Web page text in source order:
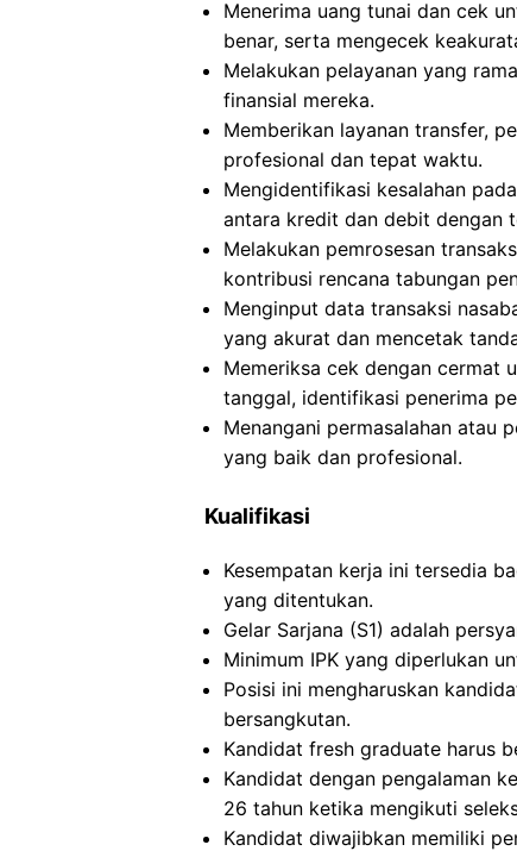
Menerima uang tunai dan cek
benar, serta mengecek
Melakukan pelayanan yang
finansial mereka.
Memberikan layanan transfer,
profesional dan tepat waktu.
Mengidentifikasi kesalahan
antara kredit dan debit dengan
Melakukan pemrosesan
kontribusi rencana tabungan
Menginput data transaksi
yang akurat dan mencetak
Memeriksa cek dengan cermat
tanggal, identifikasi penerima
Menangani permasalahan atau
yang baik dan profesional.
Kualifikasi
Kesempatan kerja ini tersedia
yang ditentukan.
Gelar Sarjana (S1) adalah
Minimum IPK yang diperlukan
Posisi ini mengharuskan
bersangkutan.
Kandidat fresh graduate harus
Kandidat dengan pengalaman
26 tahun ketika mengikuti
Kandidat diwajibkan memiliki